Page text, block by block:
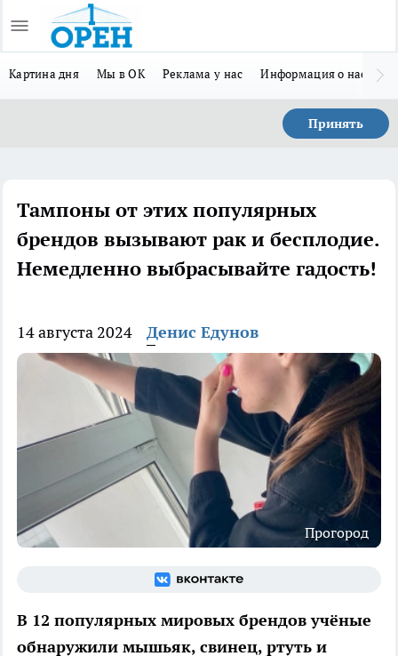
Картина дня Мы в ОК Реклама у нас Информация о нас
Принять
Тампоны от этих популярных
брендов вызывают рак и бесплодие.
Немедленно выбрасывайте гадость!
14 августа 2024 Денис Едунов
Прогород
В 12 популярных мировых брендов учёные
обнаружили мышьяк, свинец, ртуть и